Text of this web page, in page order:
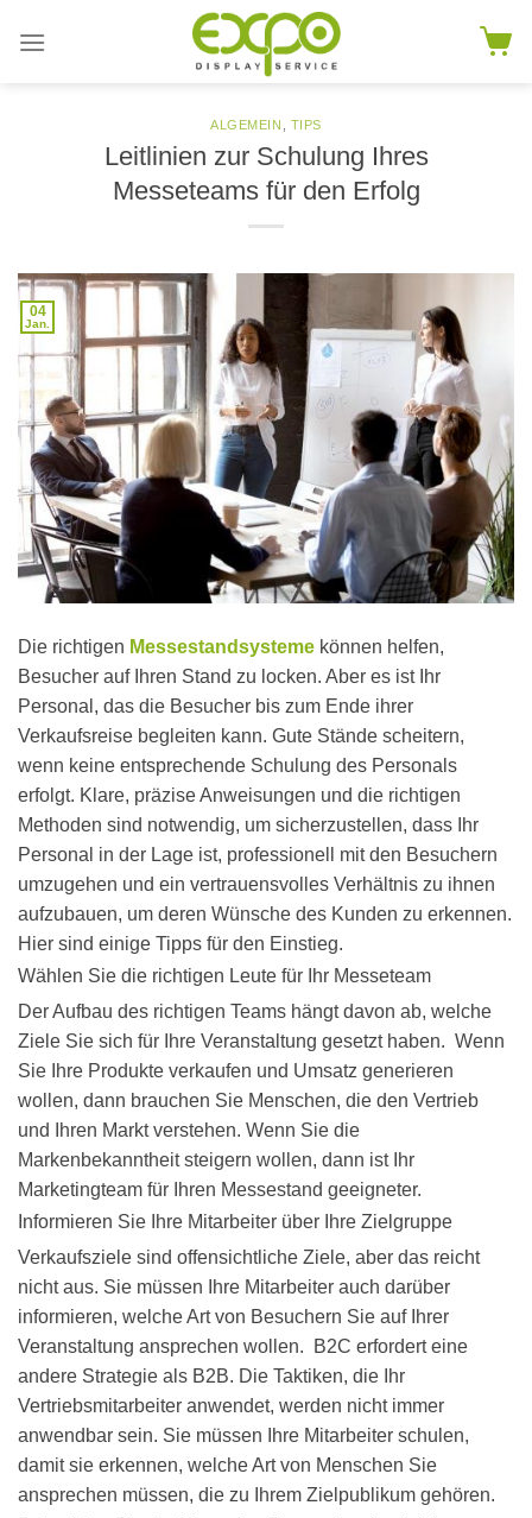
ALGEMEIN TIPS
Leitlinien zur Schulung Ihres
Messeteams für den Erfolg
04
Jan.
Die richtigen Messestandsysteme können helfen,
Besucher auf Ihren Stand zu locken. Aber es ist Ihr
Personal, das die Besucher bis zum Ende ihrer
Verkaufsreise begleiten kann. Gute Stände scheitern,
wenn keine entsprechende Schulung des Personals
erfolgt. Klare, präzise Anweisungen und die richtigen
Methoden sind notwendig, um sicherzustellen, dass Ihr
Personal in der Lage ist, professionell mit den Besuchern
umzugehen und ein vertrauensvolles Verhältnis zu ihnen
aufzubauen, um deren Wünsche des Kunden zu erkennen.
Hier sind einige Tipps für den Einstieg.
Wählen Sie die richtigen Leute für Ihr Messeteam
Der Aufbau des richtigen Teams hängt davon ab, welche
Ziele Sie sich für Ihre Veranstaltung gesetzt haben. Wenn
Sie Ihre Produkte verkaufen und Umsatz generieren
wollen, dann brauchen Sie Menschen, die den Vertrieb
und Ihren Markt verstehen. Wenn Sie die
Markenbekanntheit steigern wollen, dann ist Ihr
Marketingteam für Ihren Messestand geeigneter.
Informieren Sie Ihre Mitarbeiter über Ihre Zielgruppe
Verkaufsziele sind offensichtliche Ziele, aber das reicht
nicht aus. Sie müssen Ihre Mitarbeiter auch darüber
informieren, welche Art von Besuchern Sie auf Ihrer
Veranstaltung ansprechen wollen. B2C erfordert eine
andere Strategie als B2B. Die Taktiken, die Ihr
Vertriebsmitarbeiter anwendet, werden nicht immer
anwendbar sein. Sie müssen Ihre Mitarbeiter schulen,
damit sie erkennen, welche Art von Menschen Sie
ansprechen müssen, die zu Ihrem Zielpublikum gehören.